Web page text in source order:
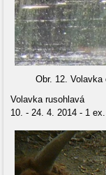
Obr. 12.
Volavka rusohlavá
10. - 24. 4. 2014 - 1